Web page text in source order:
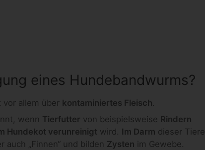
eines Hundebandwurms?
vor allem über kontaminiertes Fleisch.
wenn Tierfutter von beispielsweise Rindern
Hundekot verunreinigt wird. Im Darm dieser Tiere
auch „Finnen“ und bilden Zysten im Gewebe.